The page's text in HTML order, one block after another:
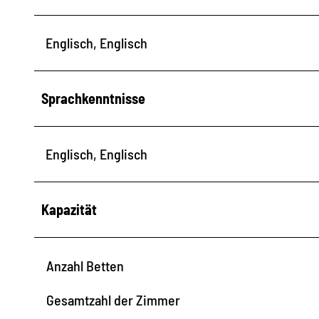
Englisch, Englisch
Sprachkenntnisse
Englisch, Englisch
Kapazität
Anzahl Betten
Gesamtzahl der Zimmer